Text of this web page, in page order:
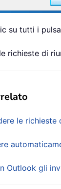
su tutti i
richieste di
le
Outlook gli